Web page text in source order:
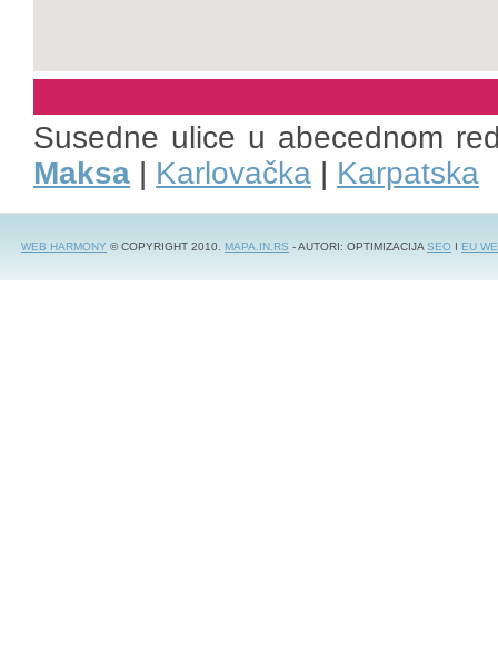
Susedne ulice u abecednom
Maksa | Karlovačka | Karpatska
WEB HARMONY © COPYRIGHT 2010. MAPA.IN.RS - AUTORI: OPTIMIZACIJASEO I EU